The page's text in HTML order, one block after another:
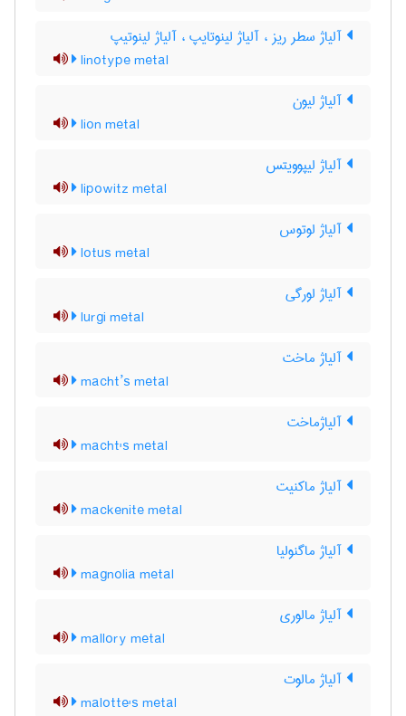
آلیاژ سطر ریز ، آلیاژ لینوتایپ ، آلیاژ لینوتیپ
linotype metal
آلیاژ لیون
lion metal
آلیاژ لیپوویتس
lipowitz metal
آلیاژ لوتوس
lotus metal
آلیاژ لورگی
lurgi metal
آلیاژ ماخت
macht’s metal
آلیاژماخت
macht's metal
آلیاژ ماکنیت
mackenite metal
آلیاژ ماگنولیا
magnolia metal
آلیاژ مالوری
mallory metal
آلیاژ مالوت
malotte's metal